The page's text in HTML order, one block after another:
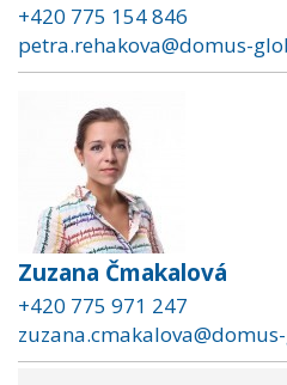
+420 775 154 846
petra.rehakova@domus-
Zuzana Čmakalová
+420 775 971 247